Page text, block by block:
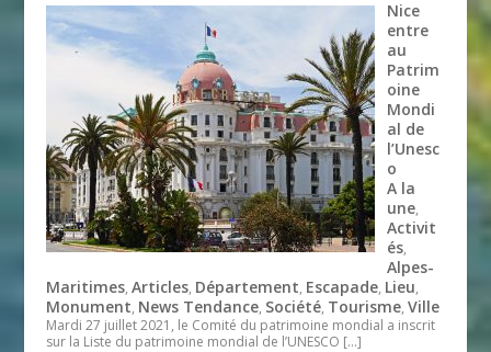
Nice
entre
au
Patrim
oine
Mondi
al de
l’Unesc
o
A la
une,
Activit
és,
Alpes-
Maritimes,Articles, Département, Escapade, Lieu,
Monument, News Tendance, Société, Tourisme,Ville
Mardi 27 juillet 2021, le Comité du patrimoine mondial a inscrit
sur la Liste du patrimoine mondial de l’UNESCO […]